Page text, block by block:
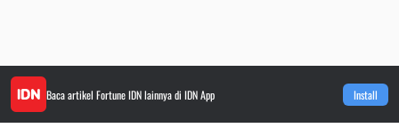
Baca artikel Fortune IDNlainnya di IDN App Install